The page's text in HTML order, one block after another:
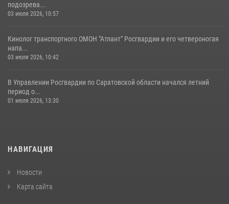
подозрева...
03 июля 2026, 10:57
Кинолог транспортного ОМОН "Атлант" Росгвардии и его четвероногая
напа...
03 июля 2026, 10:42
В Управлении Росгвардии по Саратовской области начался летний
период о...
01 июля 2026, 13:30
НАВИГАЦИЯ
Новости
Карта сайта